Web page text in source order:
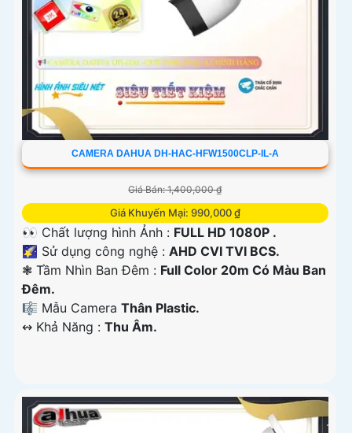
CAMERA DAHUA DH-HAC-HFW1500CLP-IL-A
Giá Bán: 1,400,000 ₫
Giá Khuyến Mại: 990,000 ₫
👀 Chất lượng hình Ảnh : FULL HD 1080P .
🌠 Sử dụng công nghệ : AHD CVI TVI BCS.
❃ Tầm Nhìn Ban Đêm : Full Color 20m Có Màu Ban
Đêm.
🎼️ Mẫu Camera Thân Plastic.
️↭ Khả Năng : Thu Âm.